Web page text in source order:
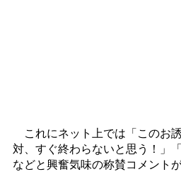
これにネット上では「このお
対、すぐ終わらないと思う！」
などと興奮気味の称賛コメントが